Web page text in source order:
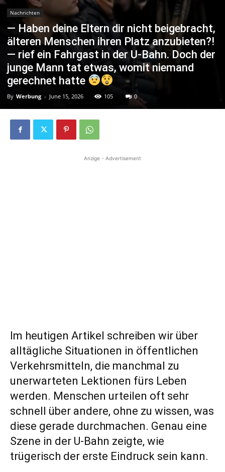
Nachrichten
— Haben deine Eltern dir nicht beigebracht,
älteren Menschen ihren Platz anzubieten?!
— rief ein Fahrgast in der U-Bahn. Doch der
junge Mann tat etwas, womit niemand
gerechnet hatte
By Werbung - June 15, 2026 105 0
Anzige - Advertisement
Im heutigen Artikel schreiben wir über
alltägliche Situationen in öffentlichen
Verkehrsmitteln, die manchmal zu
unerwarteten Lektionen fürs Leben
werden. Menschen urteilen oft sehr
schnell über andere, ohne zu wissen, was
diese gerade durchmachen. Genau eine
Szene in der U-Bahn zeigte, wie
trügerisch der erste Eindruck sein kann.